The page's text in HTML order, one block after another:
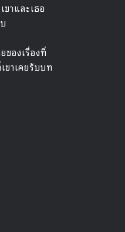
าและเธอ
ของเรื่องที่
าเคยรับบท